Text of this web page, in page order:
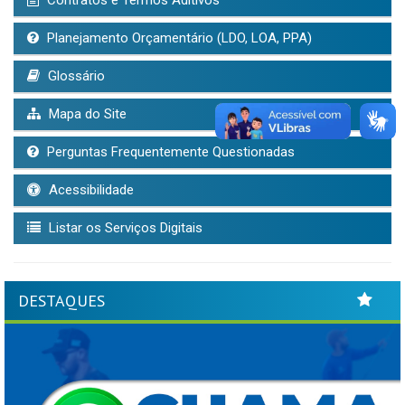
Planejamento Orçamentário (LDO, LOA, PPA)
Glossário
Mapa do Site
Perguntas Frequentemente Questionadas
Acessibilidade
Listar os Serviços Digitais
DESTAQUES